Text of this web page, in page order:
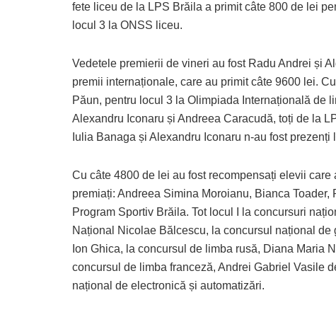
fete liceu de la LPS Brăila a primit câte 800 de lei
locul 3 la ONSS liceu.
Vedetele premierii de vineri au fost Radu Andrei și
premii internaționale, care au primit câte 9600 lei.
Păun, pentru locul 3 la Olimpiada Internațională de
Alexandru Iconaru și Andreea Caracudă, toți de la
Iulia Banaga și Alexandru Iconaru n-au fost
Cu câte 4800 de lei au fost recompensați elevii
premiați: Andreea Simina Moroianu, Bianca
Program Sportiv Brăila. Tot locul I la concursuri
Național Nicolae Bălcescu, la concursul național
Ion Ghica, la concursul de limba rusă, Diana Maria
concursul de limba franceză, Andrei Gabriel Vasile
național de electronică și automatizări.